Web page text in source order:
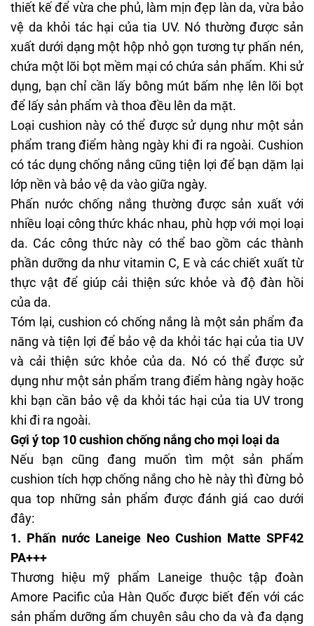
thiết kế để vừa che phủ, làm mịn đẹp làn da, vừa bảo
vệ da khỏi tác hại của tia UV. Nó thường được sản
xuất dưới dạng một hộp nhỏ gọn tương tự phấn nén,
chứa một lõi bọt mềm mại có chứa sản phẩm. Khi sử
dụng, bạn chỉ cần lấy bông mút bấm nhẹ lên lõi bọt
để lấy sản phẩm và thoa đều lên da mặt.
Loại cushion này có thể được sử dụng như một sản
phẩm trang điểm hàng ngày khi đi ra ngoài. Cushion
có tác dụng chống nắng cũng tiện lợi để bạn dặm lại
lớp nền và bảo vệ da vào giữa ngày.
Phấn nước chống nắng thường được sản xuất với
nhiều loại công thức khác nhau, phù hợp với mọi loại
da. Các công thức này có thể bao gồm các thành
phần dưỡng da như vitamin C, E và các chiết xuất từ
thực vật để giúp cải thiện sức khỏe và độ đàn hồi
của da.
Tóm lại, cushion có chống nắng là một sản phẩm đa
năng và tiện lợi để bảo vệ da khỏi tác hại của tia UV
và cải thiện sức khỏe của da. Nó có thể được sử
dụng như một sản phẩm trang điểm hàng ngày hoặc
khi bạn cần bảo vệ da khỏi tác hại của tia UV trong
khi đi ra ngoài.
Gợi ý top 10 cushion chống nắng cho mọi loại da
Nếu bạn cũng đang muốn tìm một sản phẩm
cushion tích hợp chống nắng cho hè này thì đừng bỏ
qua top những sản phẩm được đánh giá cao dưới
đây:
1. Phấn nước Laneige Neo Cushion Matte SPF42
PA+++
Thương hiệu mỹ phẩm Laneige thuộc tập đoàn
Amore Pacific của Hàn Quốc được biết đến với các
sản phẩm dưỡng ẩm chuyên sâu cho da và đa dạng